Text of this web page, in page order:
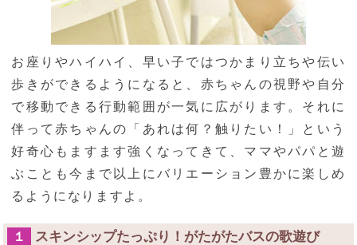
お座りやハイハイ、早い子ではつかまり立ちや伝い
歩きができるようになると、赤ちゃんの視野や自分
で移動できる行動範囲が一気に広がります。それに
伴って赤ちゃんの「あれは何？触りたい！」という
好奇心もますます強くなってきて、ママやパパと遊
ぶことも今まで以上にバリエーション豊かに楽しめ
るようになりますよ。
１ スキンシップたっぷり！がたがたバスの歌遊び